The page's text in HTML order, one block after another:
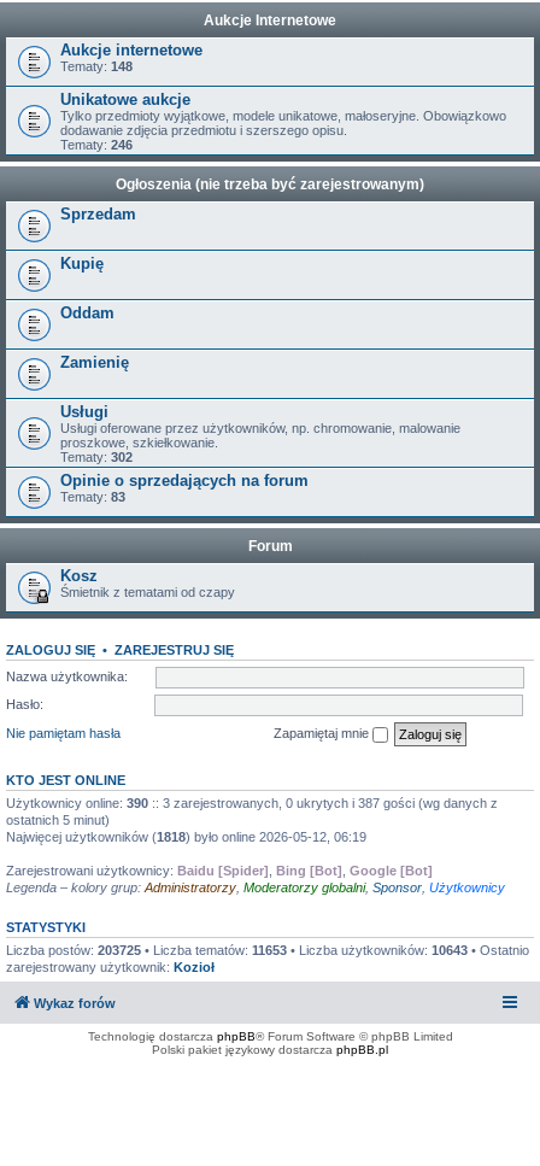
Aukcje Internetowe
Aukcje internetowe
Tematy: 148
Unikatowe aukcje
Tylko przedmioty wyjątkowe, modele unikatowe, małoseryjne. Obowiązkowo
dodawanie zdjęcia przedmiotu i szerszego opisu.
Tematy: 246
Ogłoszenia (nie trzeba być zarejestrowanym)
Sprzedam
Kupię
Oddam
Zamienię
Usługi
Usługi oferowane przez użytkowników, np. chromowanie, malowanie
proszkowe, szkiełkowanie.
Tematy: 302
Opinie o sprzedających na forum
Tematy: 83
Forum
Kosz
Śmietnik z tematami od czapy
ZALOGUJ SIĘ • ZAREJESTRUJ SIĘ
Nazwa użytkownika:
Hasło:
Nie pamiętam hasła
Zapamiętaj mnie
KTO JEST ONLINE
Użytkownicy online: 390 :: 3 zarejestrowanych, 0 ukrytych i 387 gości (wg danych z
ostatnich 5 minut)
Najwięcej użytkowników (1818) było online 2026-05-12, 06:19
Zarejestrowani użytkownicy: Baidu [Spider] Bing [Bot] Google [Bot]
Legenda – kolory grup: Administratorzy Moderatorzy globalni, Sponsor Użytkownicy
STATYSTYKI
Liczba postów: 203725 • Liczba tematów: 11653 • Liczba użytkowników: 10643 • Ostatnio
zarejestrowany użytkownik: Kozioł
Wykaz forów
Technologię dostarcza phpBB® Forum Software © phpBB Limited
Polski pakiet językowy dostarcza phpBB.pl